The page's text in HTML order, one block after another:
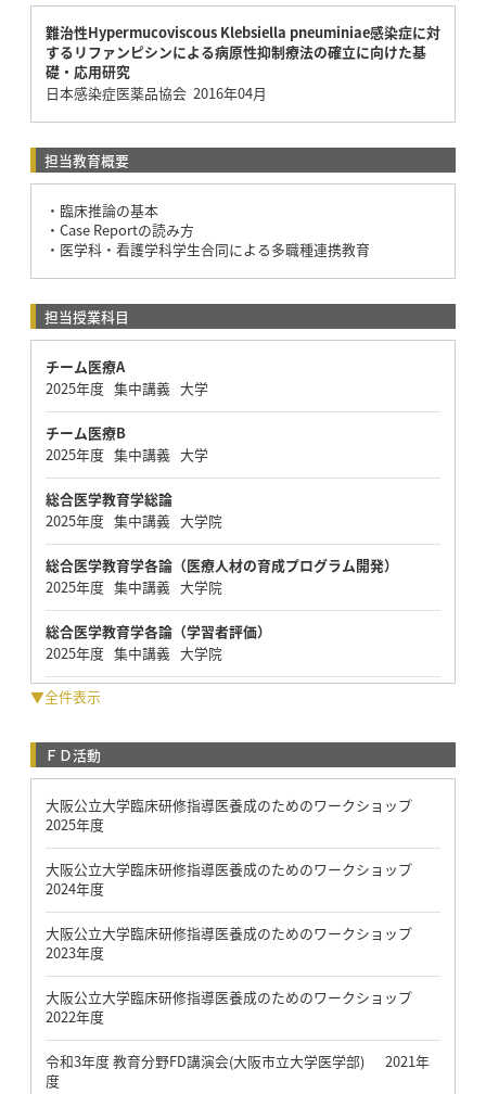
難治性Hypermucoviscous Klebsiella pneuminiae感染症に対
するリファンピシンによる病原性抑制療法の確立に向けた基
礎・応用研究
日本感染症医薬品協会 2016年04月
担当教育概要
・臨床推論の基本
・Case Reportの読み方
・医学科・看護学科学生合同による多職種連携教育
担当授業科目
チーム医療A
2025年度 集中講義 大学
チーム医療B
2025年度 集中講義 大学
総合医学教育学総論
2025年度 集中講義 大学院
総合医学教育学各論（医療人材の育成プログラム開発）
2025年度 集中講義 大学院
総合医学教育学各論（学習者評価）
2025年度 集中講義 大学院
▼全件表示
ＦＤ活動
大阪公立大学臨床研修指導医養成のためのワークショップ
2025年度
大阪公立大学臨床研修指導医養成のためのワークショップ
2024年度
大阪公立大学臨床研修指導医養成のためのワークショップ
2023年度
大阪公立大学臨床研修指導医養成のためのワークショップ
2022年度
令和3年度 教育分野FD講演会(大阪市立大学医学部) 2021年
度